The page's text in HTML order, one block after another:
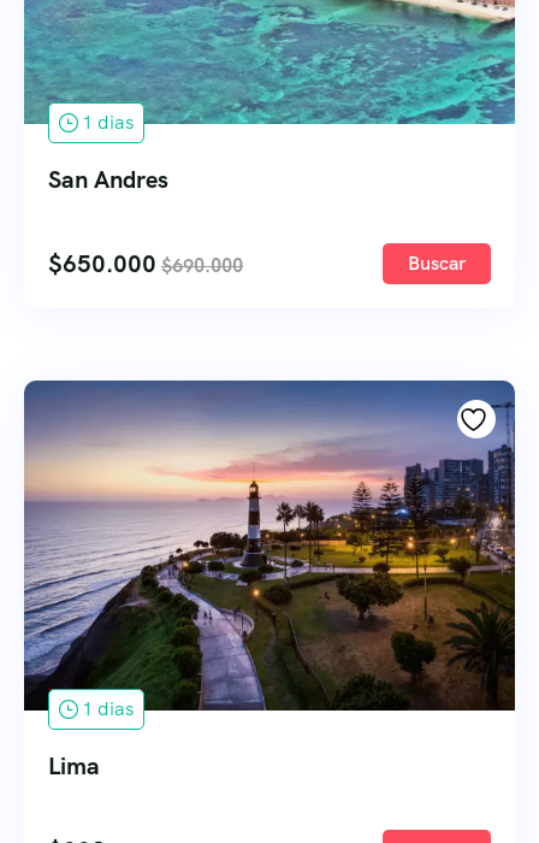
1 dias
San Andres
$650.000 $690.000 Buscar
1 dias
Lima